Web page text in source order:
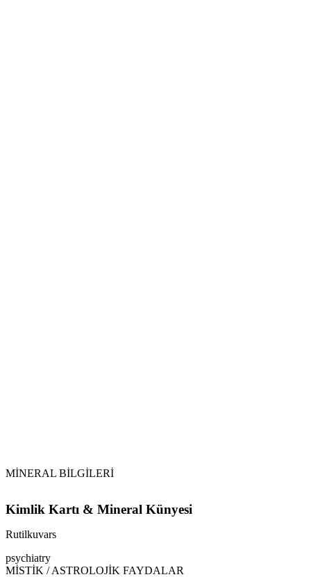
MİNERAL BİLGİLERİ
Kimlik Kartı & Mineral Künyesi
Rutilkuvars
psychiatry
MİSTİK / ASTROLOJİK FAYDALAR